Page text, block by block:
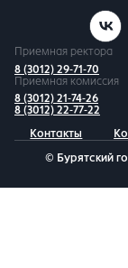
Приемная ректора
8 (3012) 29-71-70
Приемная комиссия
8 (3012) 21-74-26
8 (3012) 22-77-22
Контакты
© Бурятский